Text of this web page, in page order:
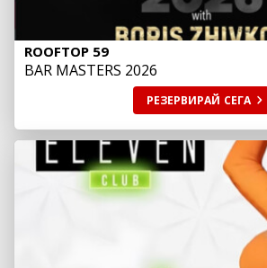
ROOFTOP 59
BAR MASTERS 2026
РЕЗЕРВИРАЙ СЕГА